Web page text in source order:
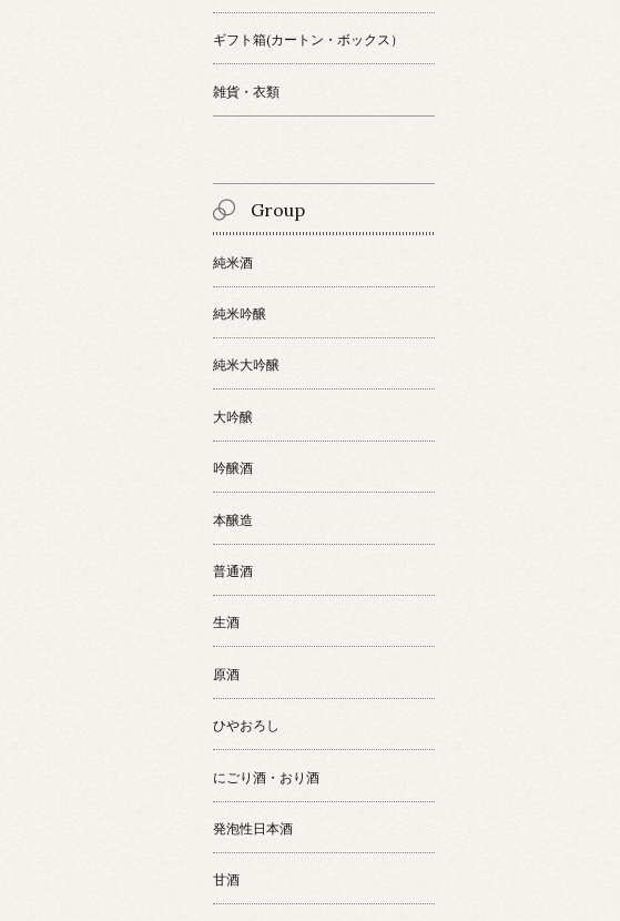
ギフト箱(カートン・ボックス）
雑貨・衣類
Group
純米酒
純米吟醸
純米大吟醸
大吟醸
吟醸酒
本醸造
普通酒
生酒
原酒
ひやおろし
にごり酒・おり酒
発泡性日本酒
甘酒